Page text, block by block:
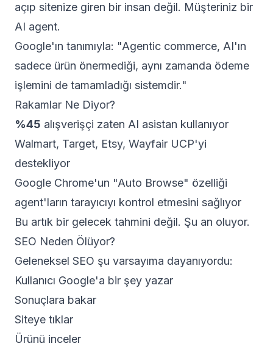
açıp sitenize giren bir insan değil. Müşteriniz bir
AI agent.
Google'ın tanımıyla: "Agentic commerce, AI'ın
sadece ürün önermediği, aynı zamanda ödeme
işlemini de tamamladığı sistemdir."
Rakamlar Ne Diyor?
%45 alışverişçi zaten AI asistan kullanıyor
Walmart, Target, Etsy, Wayfair UCP'yi
destekliyor
Google Chrome'un "Auto Browse" özelliği
agent'ların tarayıcıyı kontrol etmesini sağlıyor
Bu artık bir gelecek tahmini değil. Şu an oluyor.
SEO Neden Ölüyor?
Geleneksel SEO şu varsayıma dayanıyordu:
Kullanıcı Google'a bir şey yazar
Sonuçlara bakar
Siteye tıklar
Ürünü inceler